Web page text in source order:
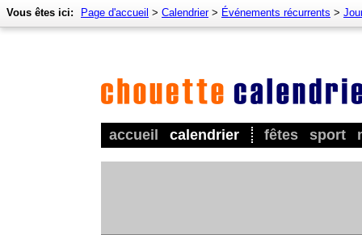
accueil calendrier fêtes sport
Vous êtes ici: Page d'accueil > Calendrier> Événements récurrents >